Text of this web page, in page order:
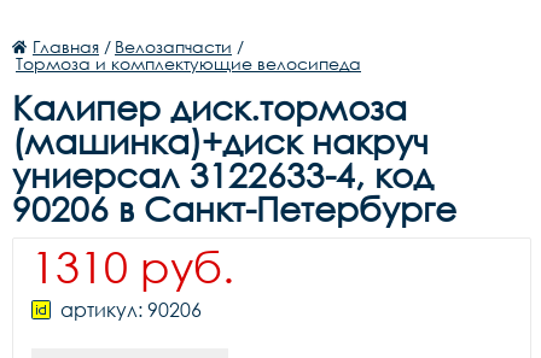
Главная / Велозапчасти /
Тормоза и комплектующие велосипеда
Калипер диск.тормоза
(машинка)+диск накруч
униерсал 3122633-4, код
90206 в Санкт-Петербурге
1310 руб.
артикул: 90206